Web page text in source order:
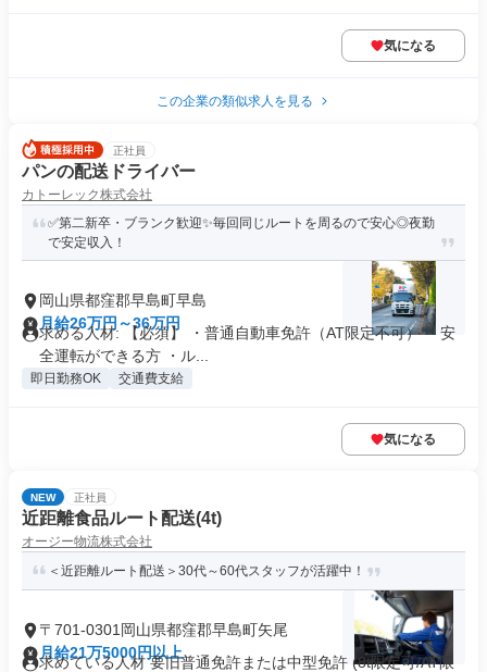
気になる
この企業の類似求人を見る
正社員
パンの配送ドライバー
カトーレック株式会社
✅第二新卒・ブランク歓迎✨毎回同じルートを周るので安心◎夜勤
で安定収入！
岡山県都窪郡早島町早島
月給26万円～36万円
求める人材: 【必須】 ・普通自動車免許（AT限定不可） ・安
全運転ができる方 ・ル...
即日勤務OK 交通費支給
気になる
NEW 正社員
近距離食品ルート配送(4t)
オージー物流株式会社
＜近距離ルート配送＞30代～60代スタッフが活躍中！
〒701-0301岡山県都窪郡早島町矢尾
月給21万5000円以上
求めている人材 要旧普通免許または中型免許 (8t限定可/AT限